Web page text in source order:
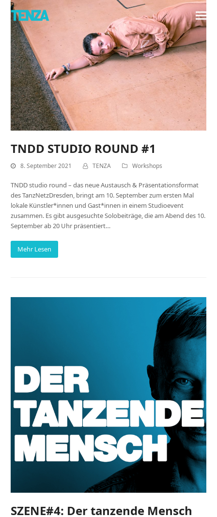
TNDD STUDIO ROUND #1
8. September 2021 TENZA Workshops
TNDD studio round – das neue Austausch & Präsentationsformat
des TanzNetzDresden, bringt am 10. September zum ersten Mal
lokale Künstler*innen und Gast*innen in einem Studioevent
zusammen. Es gibt ausgesuchte Solobeiträge, die am Abend des 10.
September ab 20 Uhr präsentiert…
Mehr Lesen
SZENE#4: Der tanzende Mensch